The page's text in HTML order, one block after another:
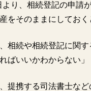
り、相続登記の申請
をそのままにしてお
相続や相続登記に関す
ればいいかわからない
提携する司法書士な